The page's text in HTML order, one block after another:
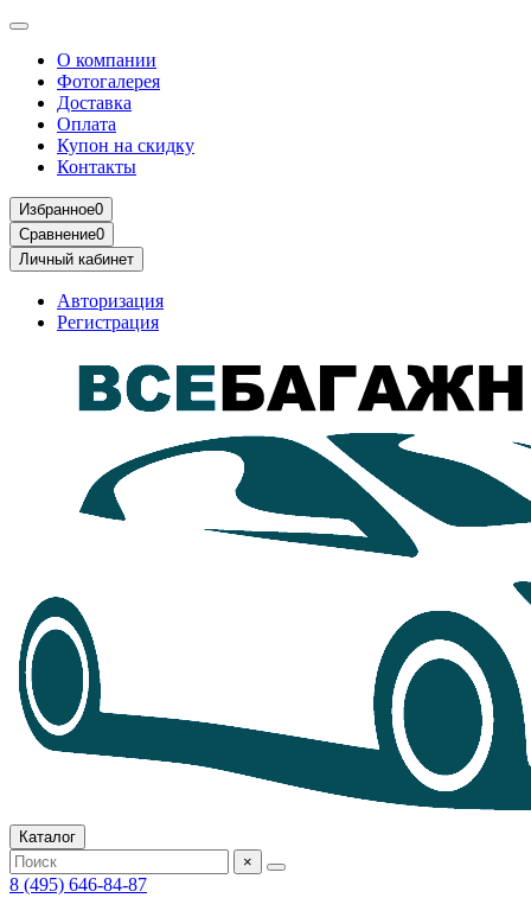
О компании
Фотогалерея
Доставка
Оплата
Купон на скидку
Контакты
Избранное0
Сравнение0
Личный кабинет
Авторизация
Регистрация
Каталог
×
8 (495) 646-84-87